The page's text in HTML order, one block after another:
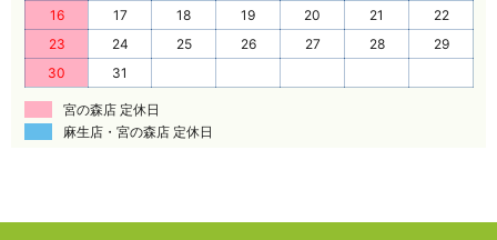
16
17 18 19 20 21
22
23
24 25 26 27 28
29
30
31
宮の森店 定休日
麻生店・宮の森店 定休日